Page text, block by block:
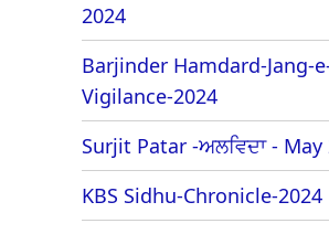
2024
Barjinder Hamdard-Jang-
Vigilance-2024
Surjit Patar -ਅਲਵਿਦਾ - May
KBS Sidhu-Chronicle-2024